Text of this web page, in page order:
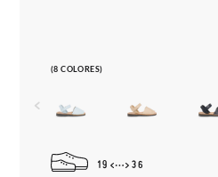
(8 COLORES)
19 36